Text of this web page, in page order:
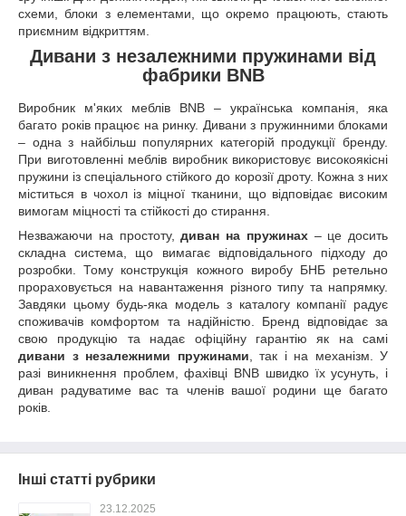
схеми, блоки з елементами, що окремо працюють, стають
приємним відкриттям.
Дивани з незалежними пружинами від
фабрики BNB
Виробник м'яких меблів BNB – українська компанія, яка
багато років працює на ринку. Дивани з пружинними блоками
– одна з найбільш популярних категорій продукції бренду.
При виготовленні меблів виробник використовує високоякісні
пружини із спеціального стійкого до корозії дроту. Кожна з них
міститься в чохол із міцної тканини, що відповідає високим
вимогам міцності та стійкості до стирання.
Незважаючи на простоту,диван на пружинах– це досить
складна система, що вимагає відповідального підходу до
розробки. Тому конструкція кожного виробу БНБ ретельно
прораховується на навантаження різного типу та напрямку.
Завдяки цьому будь-яка модель з каталогу компанії радує
споживачів комфортом та надійністю. Бренд відповідає за
свою продукцію та надає офіційну гарантію як на самі
дивани з незалежними пружинами , так і на механізм. У
разі виникнення проблем, фахівці BNB швидко їх усунуть, і
диван радуватиме вас та членів вашої родини ще багато
років.
Інші статті рубрики
23.12.2025